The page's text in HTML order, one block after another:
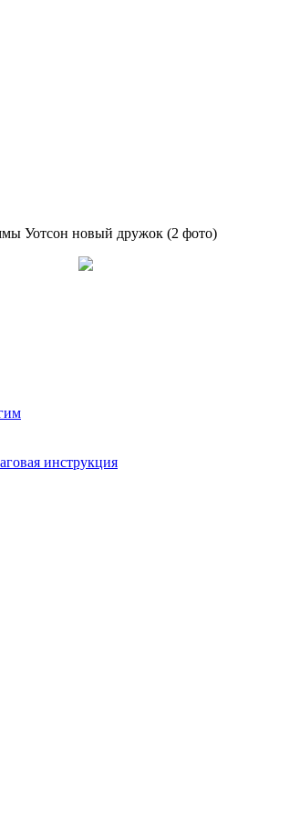
инструкция